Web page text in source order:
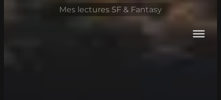
Mes lectures SF & Fantasy